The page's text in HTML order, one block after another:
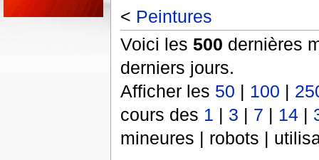
< Peintures
Voici les 500 dernières
derniers jours.
Afficher les 50 | 100 |
cours des 1 | 3 | 7 | 14|
mineures | robots |